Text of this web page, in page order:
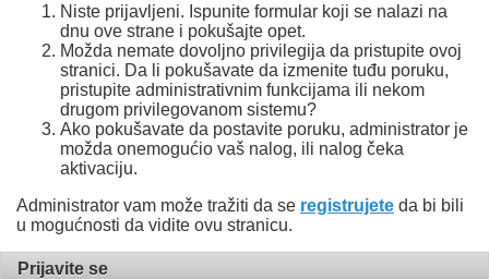
Niste prijavljeni. Ispunite formular koji se nalazi na
dnu ove strane i pokušajte opet.
Možda nemate dovoljno privilegija da pristupite ovoj
stranici. Da li pokušavate da izmenite tuđu poruku,
pristupite administrativnim funkcijama ili nekom
drugom privilegovanom sistemu?
Ako pokušavate da postavite poruku, administrator je
možda onemogućio vaš nalog, ili nalog čeka
aktivaciju.
Administrator vam može tražiti da se registrujete da bi bili
u mogućnosti da vidite ovu stranicu.
Prijavite se